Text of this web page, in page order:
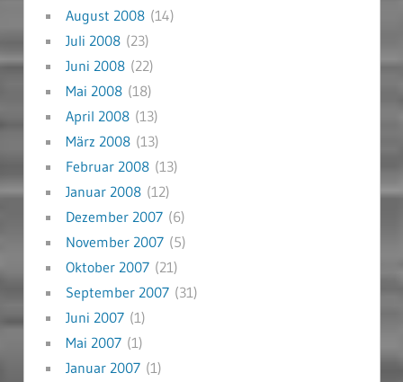
August 2008(14)
Juli 2008(23)
Juni 2008(22)
Mai 2008(18)
April 2008(13)
März 2008(13)
Februar 2008(13)
Januar 2008(12)
Dezember 2007(6)
November 2007(5)
Oktober 2007(21)
September 2007(31)
Juni 2007(1)
Mai 2007(1)
Januar 2007(1)